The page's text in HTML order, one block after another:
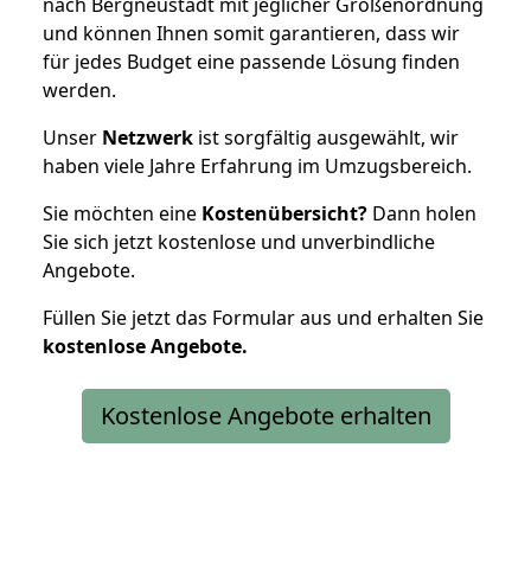
und können Ihnen somit garantieren, dass wir
für jedes Budget eine passende Lösung finden
werden.
Unser Netzwerk ist sorgfältig ausgewählt, wir
haben viele Jahre Erfahrung im Umzugsbereich.
Sie möchten eine Kostenübersicht? Dann holen
Sie sich jetzt kostenlose und unverbindliche
Angebote.
Füllen Sie jetzt das Formular aus und erhalten Sie
kostenloseAngebote.
Kostenlose Angebote erhalten